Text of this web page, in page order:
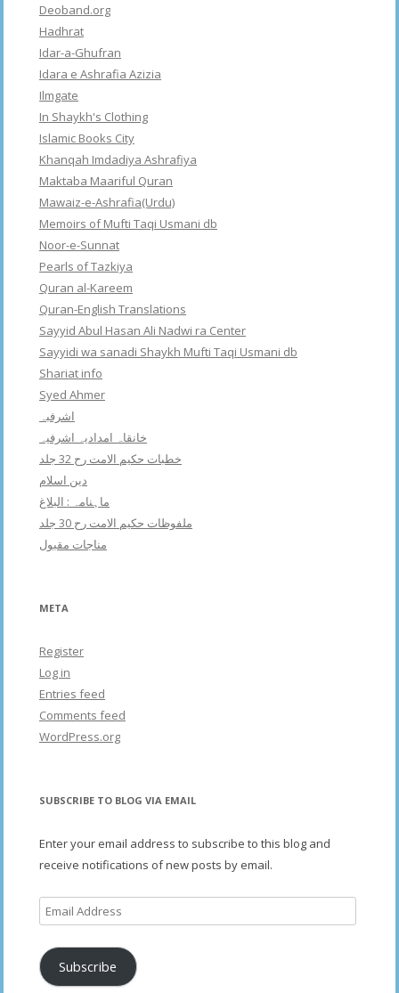
Deoband.org
Hadhrat
Idar-a-Ghufran
Idara e Ashrafia Azizia
Ilmgate
In Shaykh's Clothing
Islamic Books City
Khanqah Imdadiya Ashrafiya
Maktaba Maariful Quran
Mawaiz-e-Ashrafia(Urdu)
Memoirs of Mufti Taqi Usmani db
Noor-e-Sunnat
Pearls of Tazkiya
Quran al-Kareem
Quran-English Translations
Sayyid Abul Hasan Ali Nadwi ra Center
Sayyidi wa sanadi Shaykh Mufti Taqi Usmani db
Shariat info
Syed Ahmer
اشرفبہ
خانقاہ امدادیہ اشرفیہ
خطبات حکیم الامت رح 32 جلد
دین اسلام
ماہنامہ : البلاغ
ملفوظات حکیم الامت رح 30 جلد
مناجات مقبول
META
Register
Log in
Entries feed
Comments feed
WordPress.org
SUBSCRIBE TO BLOG VIA EMAIL
Enter your email address to subscribe to this blog and
receive notifications of new posts by email.
Email
Address
Subscribe